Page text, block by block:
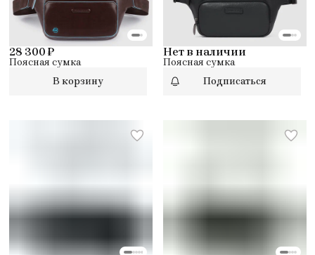
28 300 ₽
Поясная сумка
В корзину
Нет в наличии
Поясная сумка
Подписаться